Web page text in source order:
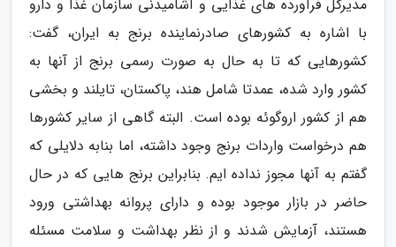
مدیرکل فرآورده های غذایی و آشامیدنی سازمان غذا و دارو
با اشاره به کشورهای صادرنماینده برنج به ایران، گفت:
کشورهایی که تا به حال به صورت رسمی برنج از آنها به
کشور وارد شده، عمدتا شامل هند، پاکستان، تایلند و بخشی
هم از کشور اروگوئه بوده است. البته گاهی از سایر کشورها
هم درخواست واردات برنج وجود داشته، اما بنابه دلایلی که
گفتم به آنها مجوز نداده ایم. بنابراین برنج هایی که در حال
حاضر در بازار موجود بوده و دارای پروانه بهداشتی ورود
هستند، آزمایش شدند و از نظر بهداشت و سلامت مسئله